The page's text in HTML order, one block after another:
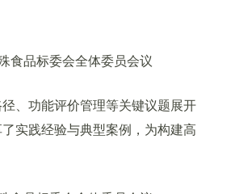
、功能评价管理等关键议题展开
实践经验与典型案例，为构建高